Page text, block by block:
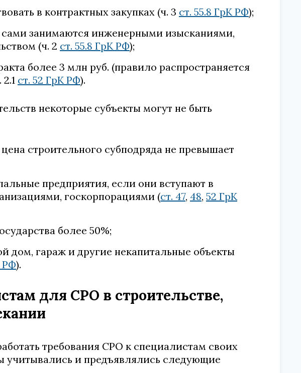
в контрактных закупках (ч. 3 ст. 55.8 ГрК РФ);
занимаются инженерными изысканиями,
(ч. 2 ст. 55.8 ГрК РФ);
более 3 млн руб. (правило распространяется
ст. 52 ГрК РФ).
некоторые субъекты могут не быть
строительного субподряда не превышает
предприятия, если они вступают в
госкорпорациями (ст. 47, 48, 52 ГрК
более 50%;
дом, гараж и другие некапитальные объекты
РФ).
для СРО в строительстве,
требования СРО к специалистам своих
учитывались и предъявлялись следующие